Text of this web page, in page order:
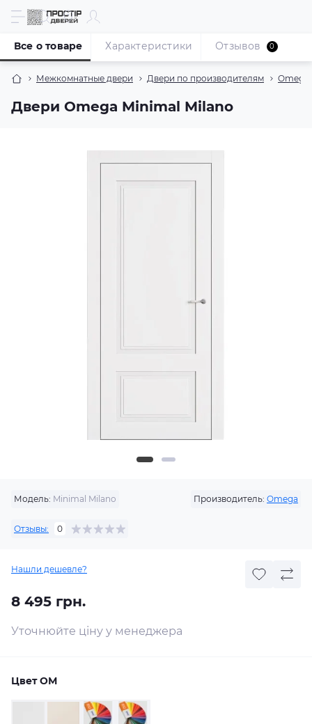
Межкомнатные двери Двери по производителям Omega
Двери Omega Minimal Milano
Все о товаре Характеристики Отзывов 0
Модель: Minimal Milano Производитель: Omega
Отзывы: 0
Нашли дешевле?
8 495 грн.
Уточнюйте ціну у менеджера
Цвет ОМ